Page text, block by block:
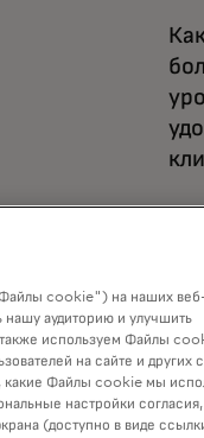
cookie") на наших веб-
нашу аудиторию и улучшить
используем Файлы
на сайте и других
Файлы cookie мы
настройки
(доступно в виде